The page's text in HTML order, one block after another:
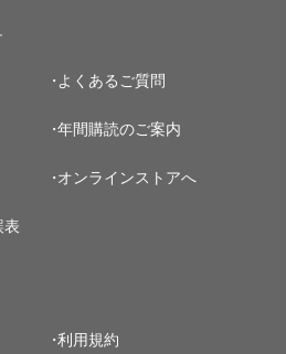
よくあるご質問
年間購読のご案内
オンラインストアへ
表
利用規約